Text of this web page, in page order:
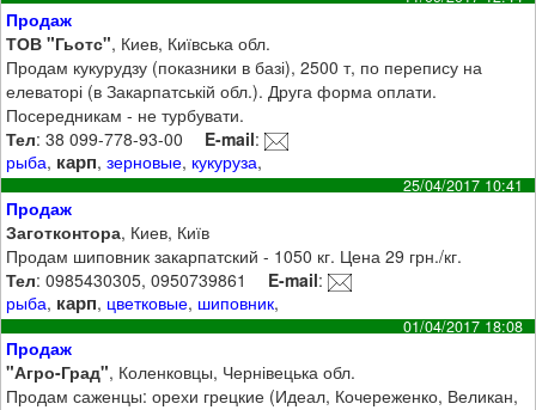
Продаж
ТОВ "Гьотс", Киев, Київська обл.
Продам кукурудзу (показники в базі), 2500 т, по перепису на
елеваторі (в Закарпатській обл.). Друга форма оплати.
Посередникам - не турбувати.
Тел: 38 099-778-93-00 E-mail:
рыба, карп,зерновые, кукуруза,
25/04/2017 10:41
Продаж
Заготконтора, Киев, Київ
Продам шиповник закарпатский - 1050 кг. Цена 29 грн./кг.
Тел: 0985430305, 0950739861 E-mail:
рыба, карп, цветковые, шиповник,
01/04/2017 18:08
Продаж
"Агро-Град", Коленковцы, Чернівецька обл.
Продам саженцы: орехи грецкие (Идеал, Кочереженко, Великан,